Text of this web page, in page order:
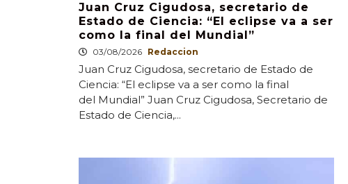
Juan Cruz Cigudosa, secretario de
Estado de Ciencia: “El eclipse va a ser
como la final del Mundial”
03/08/2026 Redaccion
Juan Cruz Cigudosa, secretario de Estado de
Ciencia: “El eclipse va a ser como la final
del Mundial” Juan Cruz Cigudosa, Secretario de
Estado de Ciencia,...